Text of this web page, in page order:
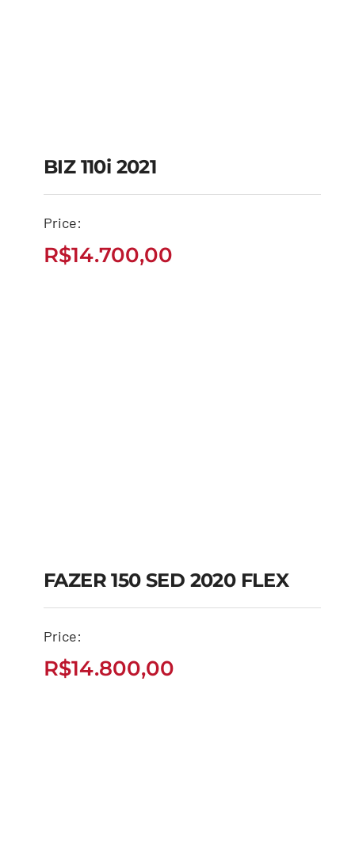
R$14.700,00
BIZ 110i 2021
Price:
R$14.700,00
FAZER 150 SED 2020
FLEX
FAZER 150 SED 2020 FLEX
Price:
R$14.800,00